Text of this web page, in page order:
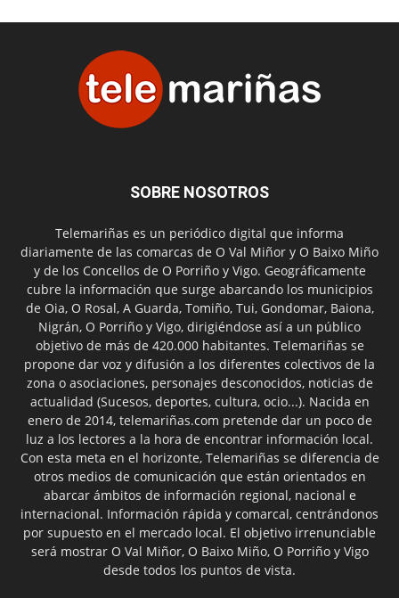
SOBRE NOSOTROS
Telemariñas es un periódico digital que informa
diariamente de las comarcas de O Val Miñor y O Baixo Miño
y de los Concellos de O Porriño y Vigo. Geográficamente
cubre la información que surge abarcando los municipios
de Oia, O Rosal, A Guarda, Tomiño, Tui, Gondomar, Baiona,
Nigrán, O Porriño y Vigo, dirigiéndose así a un público
objetivo de más de 420.000 habitantes. Telemariñas se
propone dar voz y difusión a los diferentes colectivos de la
zona o asociaciones, personajes desconocidos, noticias de
actualidad (Sucesos, deportes, cultura, ocio...). Nacida en
enero de 2014, telemariñas.com pretende dar un poco de
luz a los lectores a la hora de encontrar información local.
Con esta meta en el horizonte, Telemariñas se diferencia de
otros medios de comunicación que están orientados en
abarcar ámbitos de información regional, nacional e
internacional. Información rápida y comarcal, centrándonos
por supuesto en el mercado local. El objetivo irrenunciable
será mostrar O Val Miñor, O Baixo Miño, O Porriño y Vigo
desde todos los puntos de vista.